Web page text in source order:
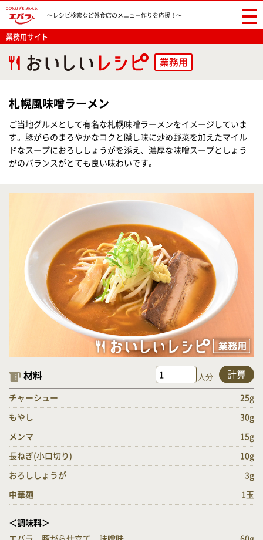
〜レシピ検索など外食店のメニュー作りを応援！〜
業務用サイト
業務用
札幌風味噌ラーメン
ご当地グルメとして有名な札幌味噌ラーメンをイメージしていま
す。豚がらのまろやかなコクと隠し味に炒め野菜を加えたマイル
ドなスープにおろししょうがを添え、濃厚な味噌スープとしょう
がのバランスがとても良い味わいです。
材料 人分 計算
チャーシュー 25g
もやし 30g
メンマ 15g
長ねぎ(小口切り) 10g
おろししょうが 3g
中華麺 1玉
＜調味料＞